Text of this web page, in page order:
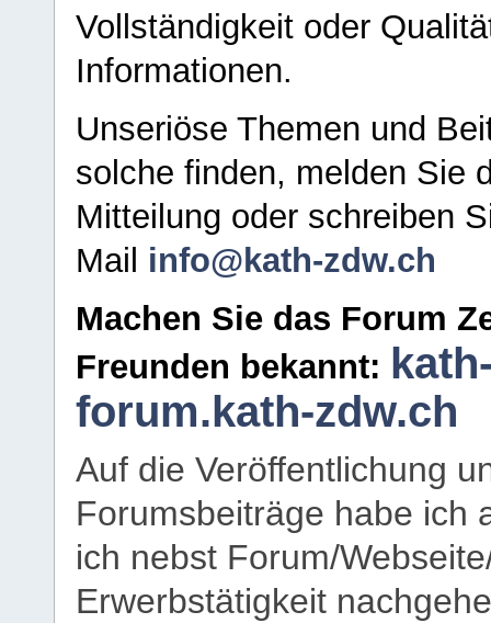
Vollständigkeit oder
Informationen.
Unseriöse Themen und
solche finden, melden Sie
Mitteilung oder schreiben
Mail info@kath-zdw.ch
Machen Sie das Forum
Freunden bekannt:
forum.kath-zdw.ch
Auf die Veröffentlichung
Forumsbeiträge habe ich
ich nebst Forum/
Erwerbstätigkeit